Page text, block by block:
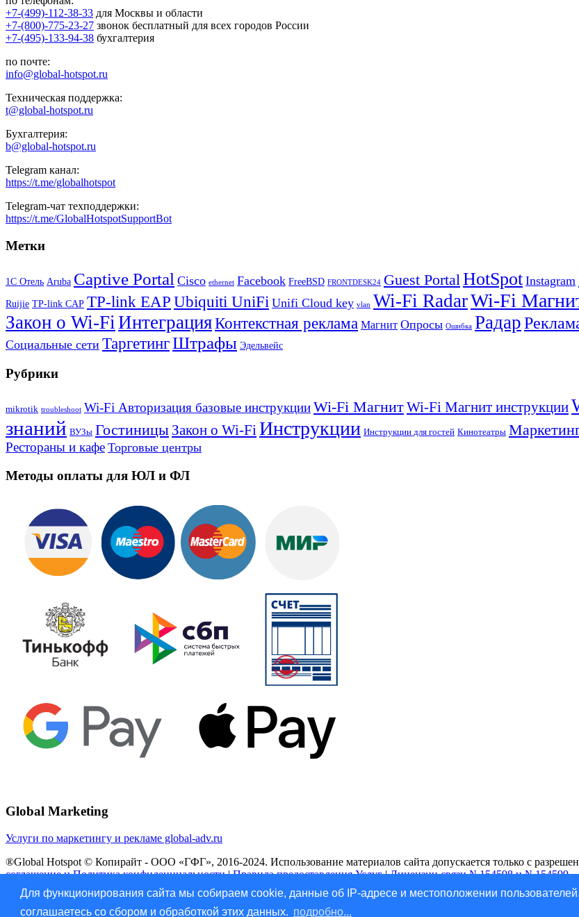
Для функционирования сайта мы собираем cookie, данные об IP-адресе и местоположении
соглашаетесь со сбором и обработкой этих данных. подробно...
+7-(499)-112-38-33 для Москвы и области
+7-(800)-775-23-27 звонок бесплатный для всех городов России
+7-(495)-133-94-38 бухгалтерия
по почте:
info@global-hotspot.ru
Техническая поддержка:
t@global-hotspot.ru
Бухгалтерия:
b@global-hotspot.ru
Telegram канал:
https://t.me/globalhotspot
Telegram-чат техподдержки:
https://t.me/GlobalHotspotSupportBot
Метки
1С Отель Aruba Captive Portal Cisco ethernet Facebook FreeBSD FRONTDESK24 Guest Portal HotSpot Instagram
Ruijie TP-link CAP TP-link EAP Ubiquiti UniFi Unifi Cloud key vlan Wi-Fi RadarWi-Fi
Закон о Wi-Fi ИнтеграцияКонтекстная реклама Магнит Опросы Ошибка Радар
Социальные сети ТаргетингШтрафы Эдельвейс
Рубрики
mikrotik troubleshoot Wi-Fi Авторизация базовые инструкцииWi-Fi МагнитWi-Fi Магнит инструкции
знаний ВУЗы Гостиницы Закон о Wi-FiИнструкции Инструкции для гостей Кинотеатры
Рестораны и кафе Торговые центры
Методы оплаты для ЮЛ и ФЛ
Global Marketing
Услуги по маркетингу и рекламе global-adv.ru
®Global Hotspot © Копирайт - ООО «ГФГ», 2016-2024. Использование материалов сайта допускается только с
соглашение и Политика конфиденциальности|Правила предоставления Услуг|Лицензии связи №154598 и №154599
Vk